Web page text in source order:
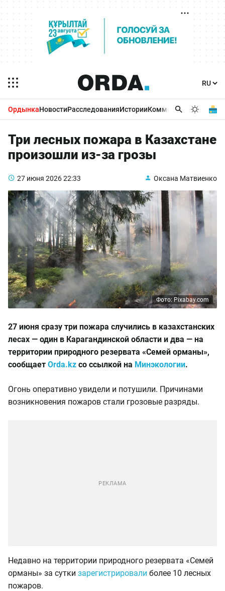
ОрдынкаНовостиРасследованияИсторииКомментарииБизнес
Три лесных пожара в Казахстане
произошли из-за грозы
27 июня 202622:33 Оксана Матвиенко
Фото: Pixabay.com
27 июня сразу три пожара случились в казахстанских
лесах — один в Карагандинской области и два — на
территории природного резервата «Семей орманы»,
сообщает Orda.kz со ссылкой на Минэкологии.
Огонь оперативно увидели и потушили. Причинами
возникновения пожаров стали грозовые разряды.
Недавно на территории природного резервата «Семей
орманы» за сутки зарегистрировали более 10 лесных
пожаров.